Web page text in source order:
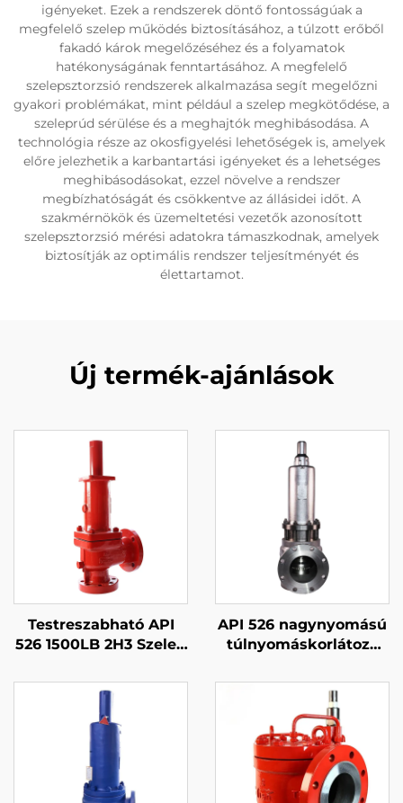
igényeket. Ezek a rendszerek döntő fontosságúak a
megfelelő szelep működés biztosításához, a túlzott erőből
fakadó károk megelőzéséhez és a folyamatok
hatékonyságának fenntartásához. A megfelelő
szelepsztorzsió rendszerek alkalmazása segít megelőzni
gyakori problémákat, mint például a szelep megkötődése, a
szeleprúd sérülése és a meghajtók meghibásodása. A
technológia része az okosfigyelési lehetőségek is, amelyek
előre jelezhetik a karbantartási igényeket és a lehetséges
meghibásodásokat, ezzel növelve a rendszer
megbízhatóságát és csökkentve az állásidei időt. A
szakmérnökök és üzemeltetési vezetők azonosított
szelepsztorzsió mérési adatokra támaszkodnak, amelyek
biztosítják az optimális rendszer teljesítményét és
élettartamot.
Új termék-ajánlások
Testreszabható API
526 1500LB 2H3 Szelep
Állítható Kifúvási Idő,
LNG Üzemekhez és
Finomítókhoz
API 526 nagynyomású
túlnyomáskorlátozó
WCB/316 kivitel – gőz-
és gázvédelem –
testreszabható
petrokémiai
üzemekhez